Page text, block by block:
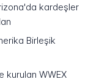
kardeşler
Birleşik
kurulan WWEX